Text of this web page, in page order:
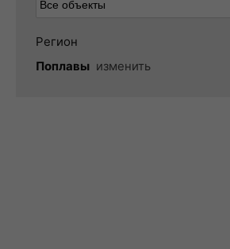
Регион
Поплавы изменить